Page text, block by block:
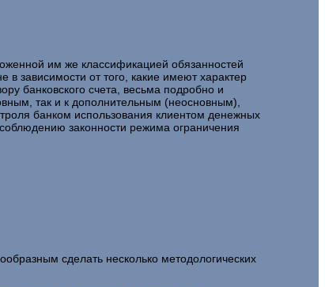
им же классификацией обязанностей
в зависимости от того, какие имеют характер
банковского счета, весьма подробно и
так и к дополнительным (неосновным),
банком использования клиентом денежных
законности режима ограничения
сделать несколько методологических